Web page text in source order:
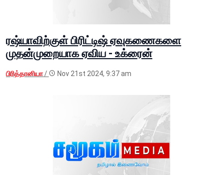
ரஷ்யாவிற்குள் பிரிட்டிஷ் ஏவுகணைகளை
முதன்முறையாக ஏவிய - உக்ரைன்
பிரித்தானியா/ Nov 21st 2024, 9:37 am